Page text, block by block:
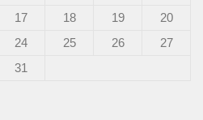
17 18 19
20
24 25 26
27
31